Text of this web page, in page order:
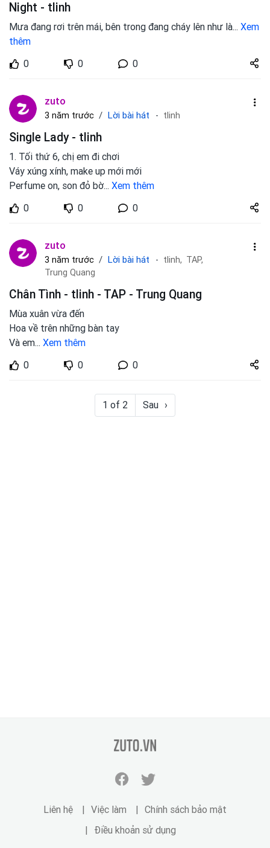
Night - tlinh
Mưa đang rơi trên mái, bên trong đang cháy lên như là... Xem
thêm
0
0 0
Share
zuto.vn
zuto
3 năm trước Lời bài hát tlinh
Single Lady - tlinh
1. Tối thứ 6, chị em đi chơi
Váy xúng xính, make up mới mới
Perfume on, son đỏ bờ... Xem thêm
0
0 0
Share
zuto.vn
zuto
3 năm trước Lời bài hát tlinh, TAP,
Trung Quang
Chân Tình - tlinh - TAP - Trung Quang
Mùa xuân vừa đến
Hoa về trên những bàn tay
Và em... Xem thêm
0
0 0
Share
zuto.vn
1 of 2 Sau ›
zuto.vn
Liên hệ Việc làm
Chính sách bảo mật
Điều khoản sử dụng
Facebook
zuto.vn
Twitter
zuto.vn